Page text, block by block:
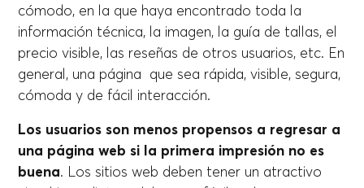
cómodo, en la que haya encontrado toda la
información técnica, la imagen, la guía de tallas, el
precio visible, las reseñas de otros usuarios, etc. En
general, una página que sea rápida, visible, segura,
cómoda y de fácil interacción.
Los usuarios son menos propensos a regresar a
una página web si la primera impresión no es
buena. Los sitios web deben tener un atractivo